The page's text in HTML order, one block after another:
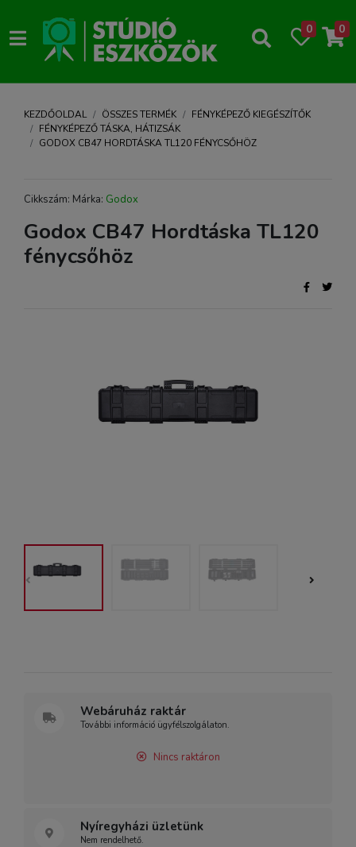
0 0
KEZDŐOLDAL ÖSSZES TERMÉK
FÉNYKÉPEZŐ KIEGÉSZÍTŐK
FÉNYKÉPEZŐ TÁSKA, HÁTIZSÁK
GODOX CB47 HORDTÁSKA TL120 FÉNYCSŐHÖZ
Cikkszám: Márka: Godox
Godox CB47 Hordtáska TL120
fénycsőhöz
Webáruház raktár
További információ ügyfélszolgálaton.
Nincs raktáron
Nyíregyházi üzletünk
Nem rendelhető.